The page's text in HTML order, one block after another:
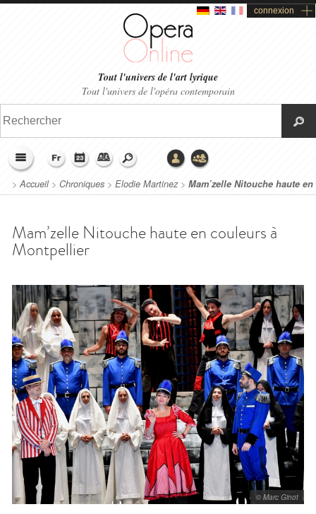
connexion
Tout l'univers de l'art lyrique
Tout l'univers de l'opéra contemporain
>Accueil> Chroniques > Elodie Martinez> Mam’zelle Nitouche haute en
couleurs à Montpellier
Mam’zelle Nitouche haute en couleurs à
Montpellier
© Marc Ginot